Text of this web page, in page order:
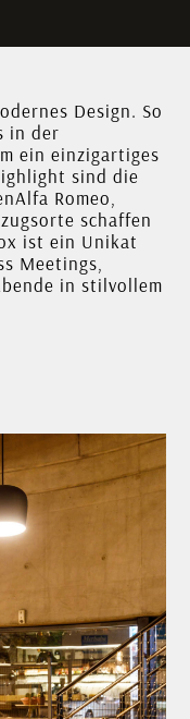
Design. So
in der
ein einzigartiges
sind die
Romeo,
schaffen
ist ein Unikat
Meetings,
in stilvollem